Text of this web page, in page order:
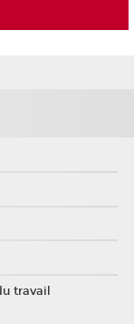
travail